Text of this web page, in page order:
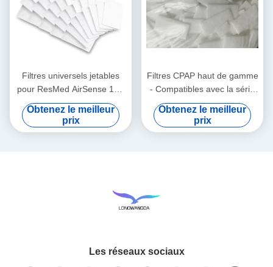
Filtres universels jetables
pour ResMed AirSense 10 -
AirCurve 10 - S9 - AirStart
Obtenez le meilleur
prix
Filtres CPAP haut de gamme
- Compatibles avec la série
de fournitures Airsense 11
Obtenez le meilleur
prix
Les réseaux sociaux